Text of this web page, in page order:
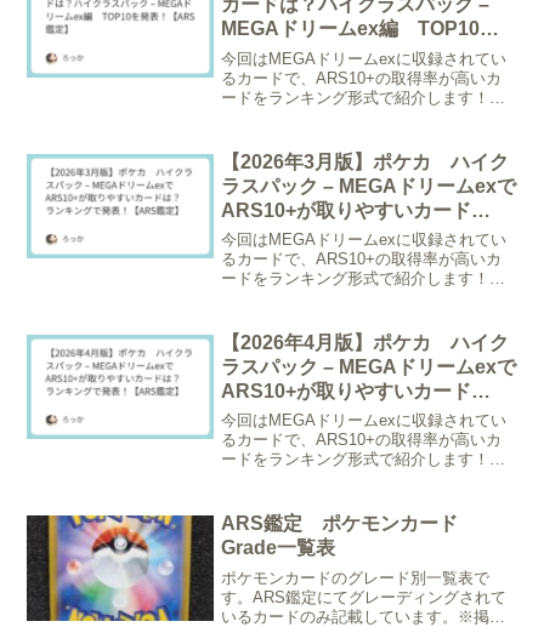
カードは？ハイクラスパック –
MEGAドリームex編 TOP10を
発表！【ARS鑑定】
今回はMEGAドリームexに収録されてい
るカードで、ARS10+の取得率が高いカ
ードをランキング形式で紹介します！※
特化型パネルCSS --- *...
【2026年3月版】ポケカ ハイク
ラスパック – MEGAドリームexで
ARS10+が取りやすいカード
は？ ランキングで発表！【ARS
鑑定】
今回はMEGAドリームexに収録されてい
るカードで、ARS10+の取得率が高いカ
ードをランキング形式で紹介します！※
特化型パネルCSS --- *...
【2026年4月版】ポケカ ハイク
ラスパック – MEGAドリームexで
ARS10+が取りやすいカード
は？ ランキングで発表！【ARS
鑑定】
今回はMEGAドリームexに収録されてい
るカードで、ARS10+の取得率が高いカ
ードをランキング形式で紹介します！※
特化型パネルCSS --- *...
ARS鑑定 ポケモンカード
Grade一覧表
ポケモンカードのグレード別一覧表で
す。ARS鑑定にてグレーディングされて
いるカードのみ記載しています。※掲載